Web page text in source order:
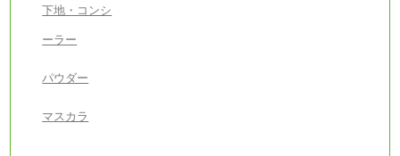
下地・コンシ
ーラー
パウダー
マスカラ